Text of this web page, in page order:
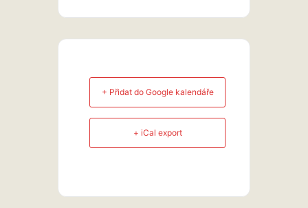
+ Přidat do Google kalendáře
+ iCal export